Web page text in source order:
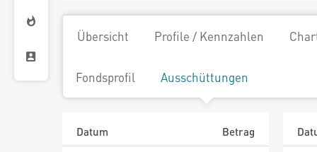
Übersicht Profile / Kennzahlen
Fondsprofil Ausschüttungen
Datum
Betrag